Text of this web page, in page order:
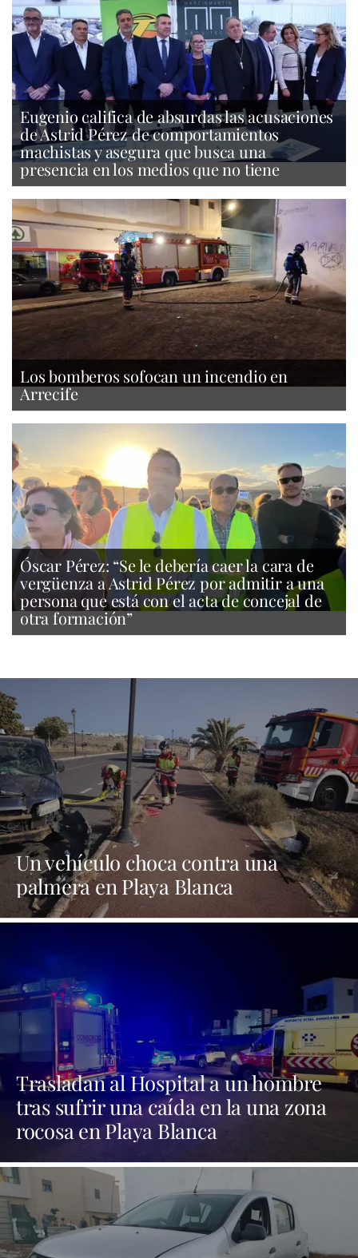
Eugenio califica de absurdas las acusaciones
de Astrid Pérez de comportamientos
machistas y asegura que busca una
presencia en los medios que no tiene
Los bomberos sofocan un incendio en
Arrecife
Óscar Pérez: “Se le debería caer la cara de
vergüenza a Astrid Pérez por admitir a una
persona que está con el acta de concejal de
otra formación”
Un vehículo choca contra una
palmera en Playa Blanca
Trasladan al Hospital a un hombre
tras sufrir una caída en la una zona
rocosa en Playa Blanca